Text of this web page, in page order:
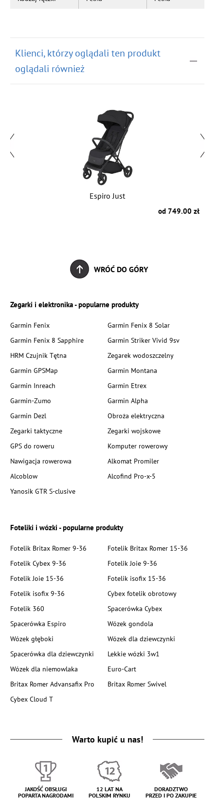
Klienci, którzy oglądali ten produkt
oglądali również
Espiro Just
od 749.00 zł
WRÓĆ DO GÓRY
Zegarki i elektronika - popularne produkty
Garmin Fenix
Garmin Fenix 8 Solar
Garmin Fenix 8 Sapphire
Garmin Striker Vivid 9sv
HRM Czujnik Tętna
Zegarek wodoszczelny
Garmin GPSMap
Garmin Montana
Garmin Inreach
Garmin Etrex
Garmin-Zumo
Garmin Alpha
Garmin Dezl
Obroża elektryczna
Zegarki taktyczne
Zegarki wojskowe
GPS do roweru
Komputer rowerowy
Nawigacja rowerowa
Alkomat Promiler
Alcoblow
Alcofind Pro-x-5
Yanosik GTR S-clusive
Foteliki i wózki - popularne produkty
Fotelik Britax Romer 9-36
Fotelik Britax Romer 15-36
Fotelik Cybex 9-36
Fotelik Joie 9-36
Fotelik Joie 15-36
Fotelik isofix 15-36
Fotelik isofix 9-36
Cybex fotelik obrotowy
Fotelik 360
Spacerówka Cybex
Spacerówka Espiro
Wózek gondola
Wózek głęboki
Wózek dla dziewczynki
Spacerówka dla dziewczynki
Lekkie wózki 3w1
Wózek dla niemowlaka
Euro-Cart
Britax Romer Advansafix Pro
Britax Romer Swivel
Cybex Cloud T
Warto kupić u nas!
JAKOŚĆ OBSŁUGI
POPARTA NAGRODAMI
12 LAT NA
POLSKIM RYNKU
DORADZTWO
PRZED I PO ZAKUPIE